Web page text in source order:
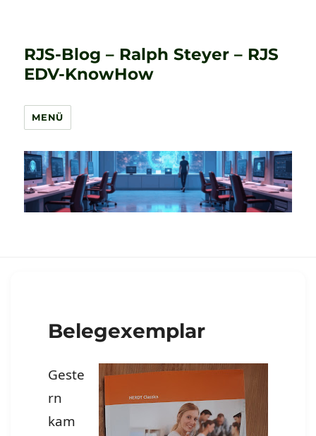
RJS-Blog – Ralph Steyer – RJS
EDV-KnowHow
MENÜ
Belegexemplar
Geste
rn
kam